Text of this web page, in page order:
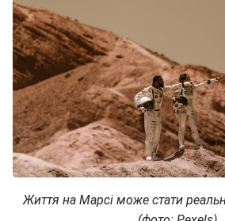
Життя на Марсі може стати